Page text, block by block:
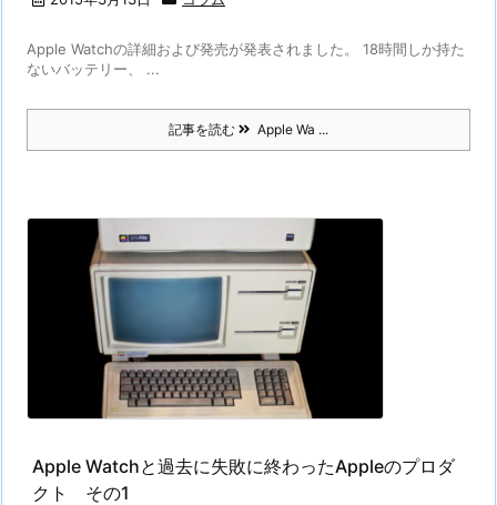
Apple Watchの詳細および発売が発表されました。 18時間しか持た
ないバッテリー、 ...
記事を読む Apple Wa ...
Apple Watchと過去に失敗に終わったAppleのプロダ
クト その1